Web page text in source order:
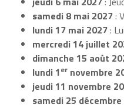
samedi 8 mai 2027:
lundi 17 mai 2027:
mercredi 14 juillet
dimanche 15 août
lundi 1er novembre
jeudi 11 novembre
samedi 25